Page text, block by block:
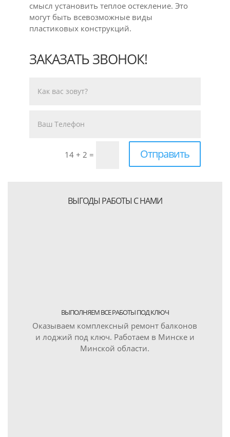
смысл установить теплое остекление. Это
могут быть всевозможные виды
пластиковых конструкций.
ЗАКАЗАТЬ ЗВОНОК!
14 + 2 = Отправить
ВЫГОДЫ РАБОТЫ С НАМИ
ВЫПОЛНЯЕМ ВСЕ РАБОТЫ ПОД КЛЮЧ
Оказываем комплексный ремонт балконов
и лоджий под ключ. Работаем в Минске и
Минской области.